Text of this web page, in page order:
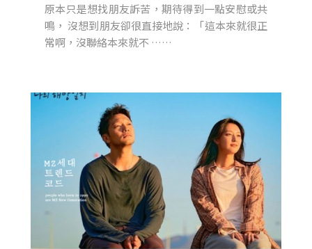
原本只是想找朋友訴苦，期待得到一點安慰或共
鳴， 沒想到朋友卻很直接地說：「這本來就很正
常啊，沒聯絡本來就不 ……